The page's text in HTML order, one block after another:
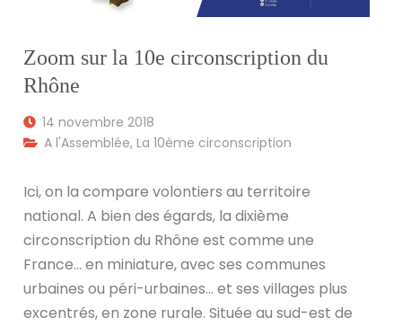
Zoom sur la 10e circonscription du
Rhône
14 novembre 2018
A l'Assemblée,La 10ème circonscription
Ici, on la compare volontiers au territoire
national. A bien des égards, la dixième
circonscription du Rhône est comme une
France… en miniature, avec ses communes
urbaines ou péri-urbaines… et ses villages plus
excentrés, en zone rurale. Située au sud-est de